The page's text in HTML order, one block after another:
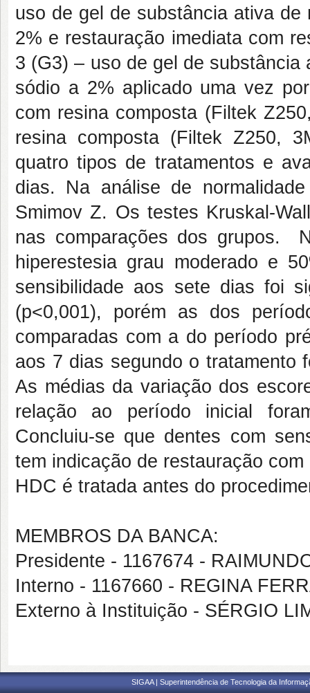
uso de gel de substância ativa
2% e restauração imediata com
3 (G3) – uso de gel de
sódio a 2% aplicado uma vez
com resina composta (Filtek
resina composta (Filtek Z250,
quatro tipos de tratamentos e
dias. Na análise de
Smimov Z. Os testes Kruskal-
nas comparações dos grupos.
hiperestesia grau moderado e
sensibilidade aos sete dias foi
(p<0,001), porém as dos
comparadas com a do período
aos 7 dias segundo o tratamento
As médias da variação dos
relação ao período inicial
Concluiu-se que dentes com
tem indicação de restauração
HDC é tratada antes do
MEMBROS DA BANCA:
Presidente - 1167674 -
Interno - 1167660 - REGINA
Externo à Instituição - SÉRGIO
SIGAA | Superintendência de Tecnologia da